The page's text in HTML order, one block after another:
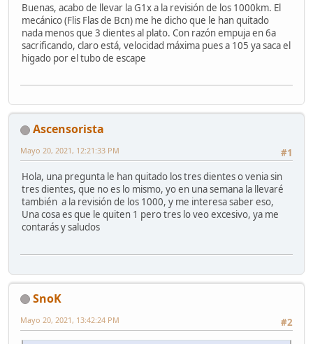
Buenas, acabo de llevar la G1x a la revisión de los 1000km. El
mecánico (Flis Flas de Bcn) me he dicho que le han quitado
nada menos que 3 dientes al plato. Con razón empuja en 6a
sacrificando, claro está, velocidad máxima pues a 105 ya saca el
higado por el tubo de escape
Ascensorista
#1
Mayo 20, 2021, 12:21:33 PM
Hola, una pregunta le han quitado los tres dientes o venia sin
tres dientes, que no es lo mismo, yo en una semana la llevaré
también a la revisión de los 1000, y me interesa saber eso,
Una cosa es que le quiten 1 pero tres lo veo excesivo, ya me
contarás y saludos
SnoK
#2
Mayo 20, 2021, 13:42:24 PM